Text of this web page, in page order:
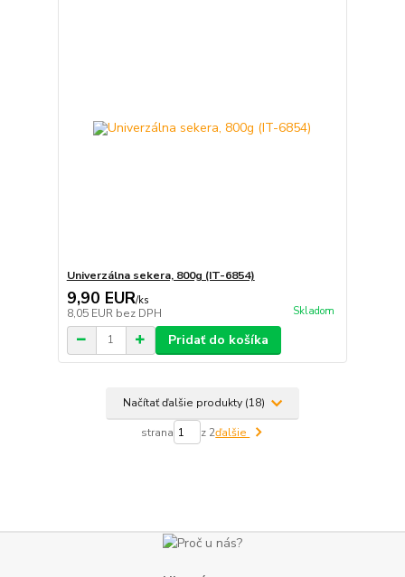
Univerzálna sekera, 800g (IT-6854)
9,90 EUR/ks
8,05 EUR bez DPH Skladom
Pridať do košíka
Načítať ďalšie produkty (18)
strana z 2ďalšie